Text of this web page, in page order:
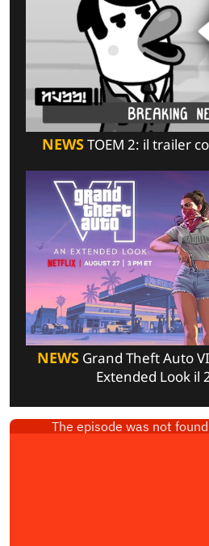
NEWSTOEM 2: il trailer
NEWS Grand Theft Auto
Extended Look il